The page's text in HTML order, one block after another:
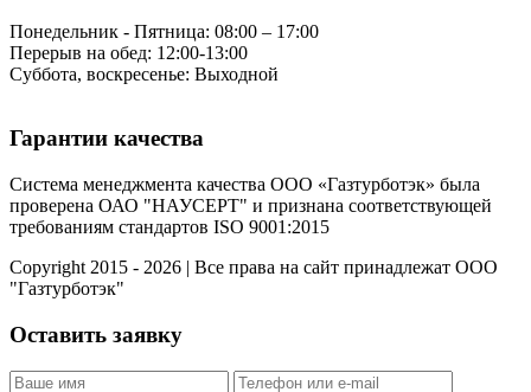
Понедельник - Пятница: 08:00 – 17:00
Перерыв на обед: 12:00-13:00
Суббота, воскресенье: Выходной
Гарантии качества
Система менеджмента качества ООО «Газтурботэк» была
проверена ОАО "НАУСЕРТ" и признана соответствующей
требованиям стандартов ISO 9001:2015
Copyright 2015 - 2026 | Все права на сайт принадлежат ООО
"Газтурботэк"
Оставить заявку